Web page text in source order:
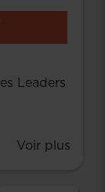
Leaders
Voir plus